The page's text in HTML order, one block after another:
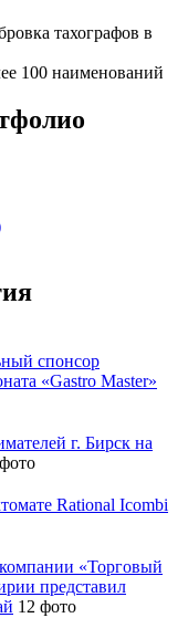
тахографов в
100 наименований
спонсор
«Gastro Master»
г. Бирск на
Rational Icombi
«Торговый
представил
12 фото